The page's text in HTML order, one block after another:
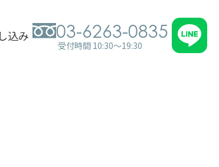
込み 03-6263-0835
受付時間 10:30～19:30